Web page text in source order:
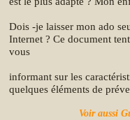
Dois -je laisser mon ado
Internet ? Ce document
vous
informant sur les
quelques éléments de
Voir aussi